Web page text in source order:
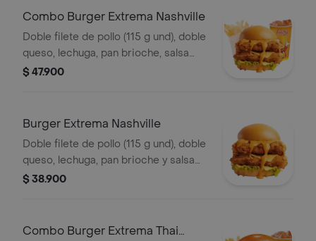
Combo Burger Extrema Nashville
Doble filete de pollo (115 g und), doble
queso, lechuga, pan brioche, salsa
picante estilo Nashville, francesa
$ 47.900
Burger Extrema Nashville
Doble filete de pollo (115 g und), doble
queso, lechuga, pan brioche y salsa
picante estilo Nashville
$ 38.900
Combo Burger Extrema Thai